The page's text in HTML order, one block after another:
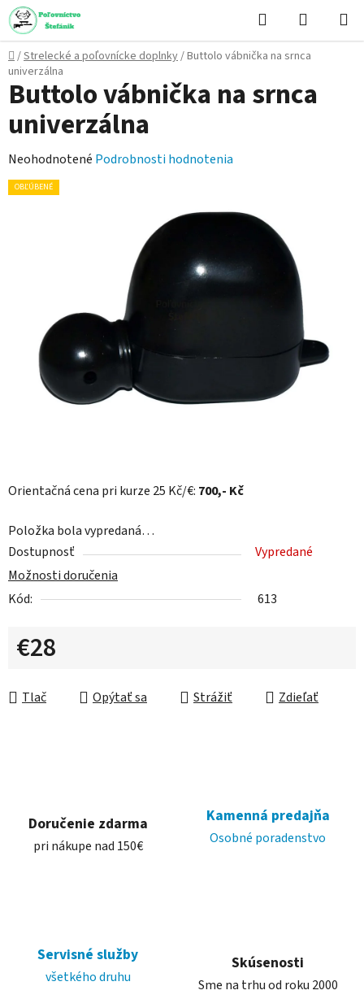
Prejsť
na
obsah
Hľadať
KOŠÍK
Domov
/Strelecké a poľovnícke doplnky/Buttolo vábnička na srnca
univerzálna
Orientačná cena pri kurze 25 Kč/€: 700,- Kč
Položka bola vypredaná…
Dostupnosť
Vypredané
Možnosti doručenia
Kód:
613
€28
Tlač
Opýtať sa Strážiť Zdieľať
Buttolo vábnička na srnca
univerzálna
Priemerné
hodnotenie
hviezdičiek.
Neohodnotené Podrobnosti hodnotenia
OBĽÚBENÉ
Doručenie zdarma
pri nákupe nad 150€
Kamenná predajňa
Osobné poradenstvo
Servisné služby
všetkého druhu
Skúsenosti
Sme na trhu od roku 2000